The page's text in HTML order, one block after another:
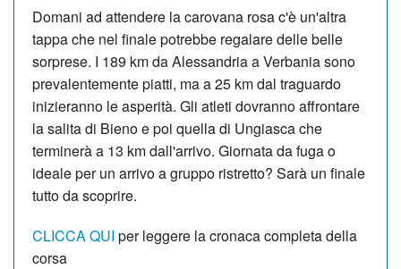
Domani ad attendere la carovana rosa c'è un'altra
tappa che nel finale potrebbe regalare delle belle
sorprese. I 189 km da Alessandria a Verbania sono
prevalentemente piatti, ma a 25 km dal traguardo
inizieranno le asperità. Gli atleti dovranno affrontare
la salita di Bieno e poi quella di Ungiasca che
terminerà a 13 km dall'arrivo. Giornata da fuga o
ideale per un arrivo a gruppo ristretto? Sarà un finale
tutto da scoprire.
CLICCA QUI per leggere la cronaca completa della
corsa